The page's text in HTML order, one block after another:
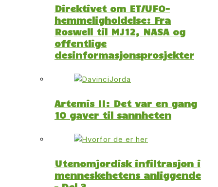
Direktivet om ET/UFO-
hemmeligholdelse: Fra
Roswell til MJ12, NASA og
offentlige
desinformasjonsprosjekter
Artemis II: Det var en gang
10 gaver til sannheten
Utenomjordisk infiltrasjon i
menneskehetens anliggende